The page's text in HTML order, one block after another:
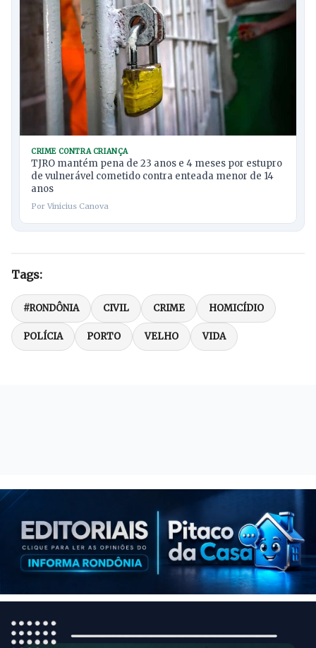
CRIME CONTRA CRIANÇA
TJRO mantém pena de 23 anos e 4 meses por estupro
de vulnerável cometido contra enteada menor de 14
anos
Por Vinicius Canova
Tags:
#RONDÔNIA CIVIL CRIME HOMICÍDIO
POLÍCIA PORTO VELHO VIDA